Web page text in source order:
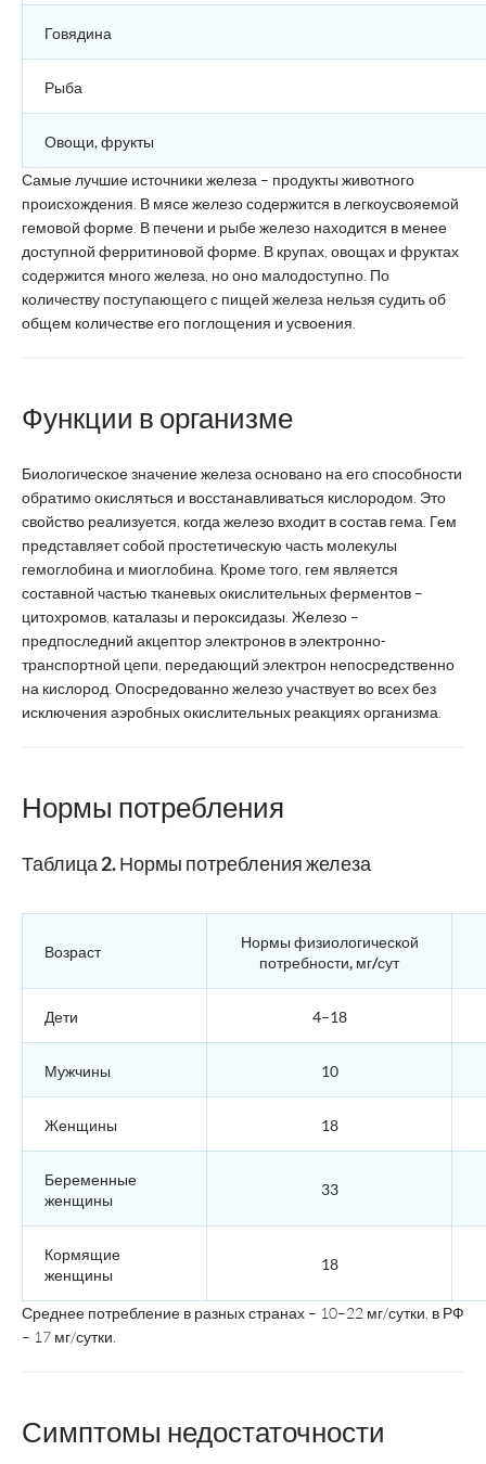
Говядина
Рыба
Овощи, фрукты
Самые лучшие источники железа – продукты животного
происхождения. В мясе железо содержится в легкоусвояемой
гемовой форме. В печени и рыбе железо находится в менее
доступной ферритиновой форме. В крупах, овощах и фруктах
содержится много железа, но оно малодоступно. По
количеству поступающего с пищей железа нельзя судить об
общем количестве его поглощения и усвоения.
Функции в организме
Биологическое значение железа основано на его способности
обратимо окисляться и восстанавливаться кислородом. Это
свойство реализуется, когда железо входит в состав гема. Гем
представляет собой простетическую часть молекулы
гемоглобина и миоглобина. Кроме того, гем является
составной частью тканевых окислительных ферментов –
цитохромов, каталазы и пероксидазы. Железо –
предпоследний акцептор электронов в электронно-
транспортной цепи, передающий электрон непосредственно
на кислород. Опосредованно железо участвует во всех без
исключения аэробных окислительных реакциях организма.
Нормы потребления
Таблица 2. Нормы потребления железа
Возраст
Нормы физиологической
потребности, мг/сут
Дети 4–18
Мужчины 10
Женщины 18
Беременные
женщины
33
Кормящие
женщины
18
Среднее потребление в разных странах – 10–22 мг/сутки, в РФ
– 17 мг/сутки.
Симптомы недостаточности